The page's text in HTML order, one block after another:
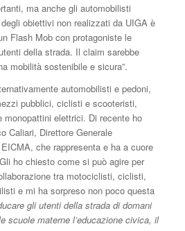
ma anche gli automobilisti
obiettivi non realizzati da UIGA è
Flash Mob con protagoniste le
della strada. Il claim sarebbe
mobilità sostenibile e sicura”.
automobilisti e pedoni,
pubblici, ciclisti e scooteristi,
monopattini elettrici. Di recente ho
Caliari, Direttore Generale
che rappresenta e ha a cuore
ho chiesto come si può agire per
tra motociclisti, ciclisti,
e mi ha sorpreso non poco questa
gli utenti della strada di domani
scuole materne l’educazione civica, il